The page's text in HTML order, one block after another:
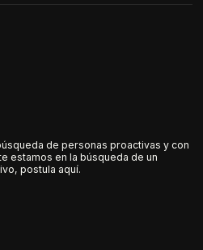
de personas proactivas y con
estamos en la búsqueda de un
postula aquí.